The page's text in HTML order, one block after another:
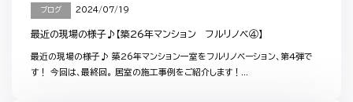
ブログ 2024/07/19
最近の現場の様子♪【築26年マンション フルリノベ④】
最近の現場の様子♪ 築26年マンション一室をフルリノベーション、第4弾で
す！ 今回は、最終回。 居室の施工事例をご紹介します！...